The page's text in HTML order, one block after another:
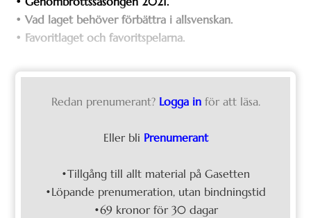
• Vad laget behöver förbättra i allsvenskan.
• Favoritlaget och favoritspelarna.
Redan prenumerant? Logga in för att läsa.
Eller bli Prenumerant
•Tillgång till allt material på Gasetten
•Löpande prenumeration, utan bindningstid
•69 kronor för 30 dagar